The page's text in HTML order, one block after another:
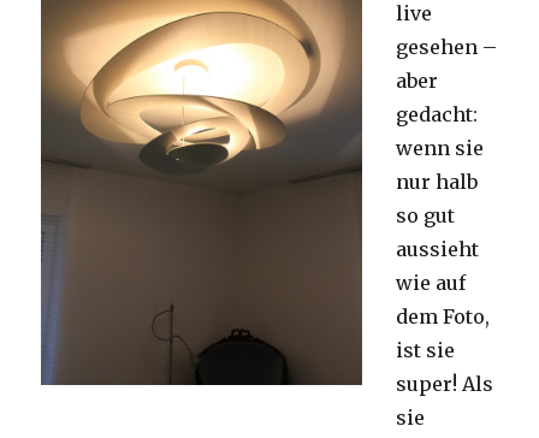
live
gesehen –
aber
gedacht:
wenn sie
nur halb
so gut
aussieht
wie auf
dem Foto,
ist sie
super! Als
sie